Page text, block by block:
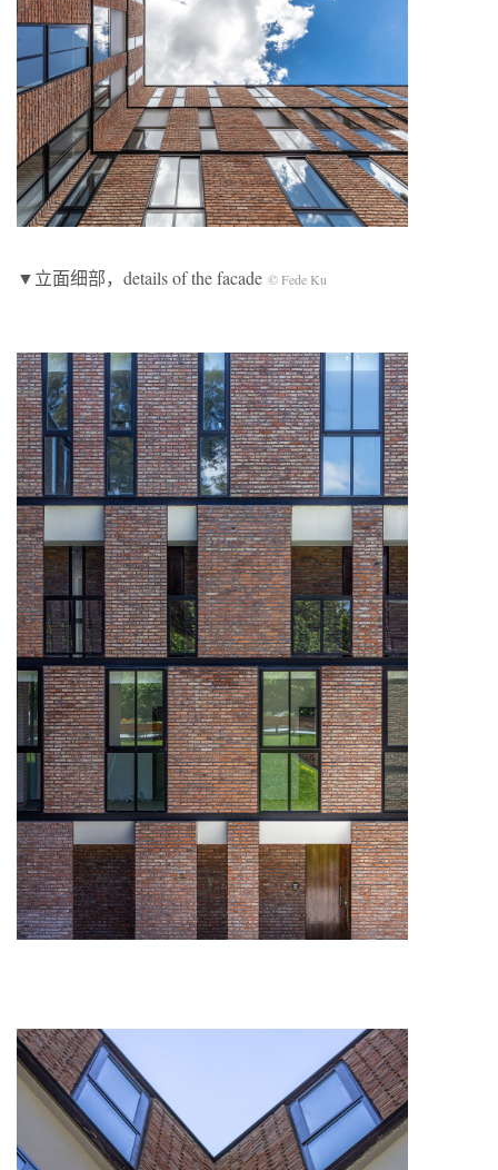
▼立面细部，details of the facade © Fede Ku